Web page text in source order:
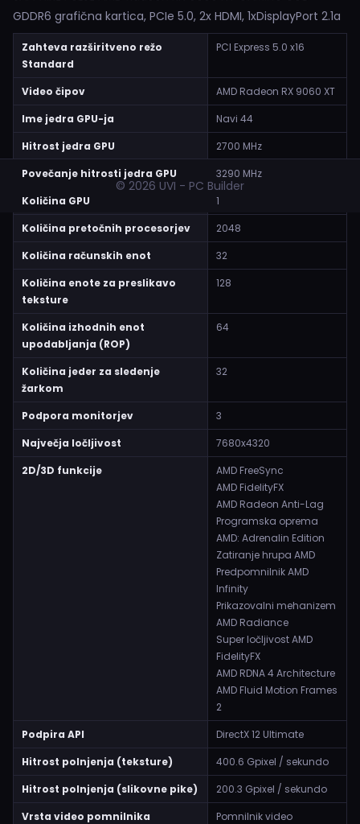
GDDR6 grafična kartica, PCIe 5.0, 2x HDMI, 1xDisplayPort 2.1a
Zahteva razširitveno režo
Standard
PCI Express 5.0 x16
Video čipov
AMD Radeon RX 9060 XT
Ime jedra GPU-ja
Navi 44
Hitrost jedra GPU
2700 MHz
Povečanje hitrosti jedra GPU
3290 MHz
Količina GPU
1
Količina pretočnih procesorjev
2048
Količina računskih enot
32
Količina enote za preslikavo
teksture
128
Količina izhodnih enot
upodabljanja (ROP)
64
Količina jeder za sledenje
žarkom
32
Podpora monitorjev
3
Največja ločljivost
7680x4320
2D/3D funkcije
AMD FreeSync
AMD FidelityFX
AMD Radeon Anti-Lag
Programska oprema
AMD: Adrenalin Edition
Zatiranje hrupa AMD
Predpomnilnik AMD
Infinity
Prikazovalni mehanizem
AMD Radiance
Super ločljivost AMD
FidelityFX
AMD RDNA 4 Architecture
AMD Fluid Motion Frames
2
Podpira API
DirectX 12 Ultimate
Hitrost polnjenja (teksture)
400.6 Gpixel / sekundo
Hitrost polnjenja (slikovne pike)
200.3 Gpixel / sekundo
Vrsta video pomnilnika
Pomnilnik video
© 2026 UVI - PC Builder